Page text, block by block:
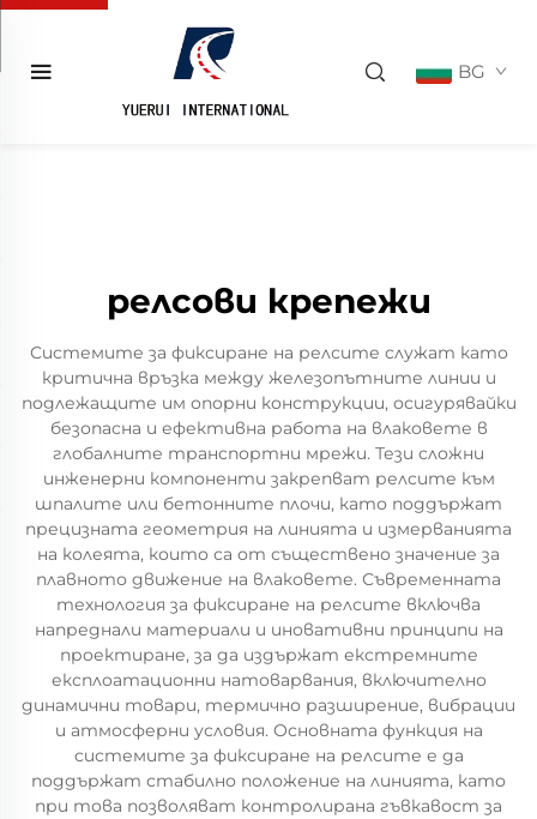
BG
релсови крепежи
Системите за фиксиране на релсите служат като
критична връзка между железопътните линии и
подлежащите им опорни конструкции, осигурявайки
безопасна и ефективна работа на влаковете в
глобалните транспортни мрежи. Тези сложни
инженерни компоненти закрепват релсите към
шпалите или бетонните плочи, като поддържат
прецизната геометрия на линията и измерванията
на колеята, които са от съществено значение за
плавното движение на влаковете. Съвременната
технология за фиксиране на релсите включва
напреднали материали и иновативни принципи на
проектиране, за да издържат екстремните
експлоатационни натоварвания, включително
динамични товари, термично разширение, вибрации
и атмосферни условия. Основната функция на
системите за фиксиране на релсите е да
поддържат стабилно положение на линията, като
при това позволяват контролирана гъвкавост за